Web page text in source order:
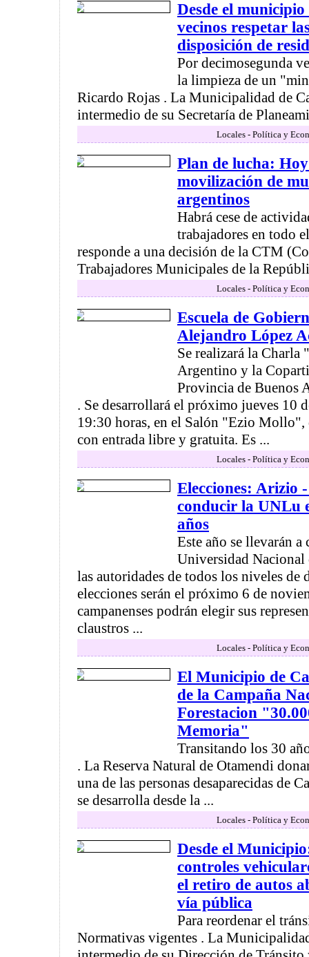
Desde el municipio
vecinos respetar
disposición de
Por decimosegunda
la limpieza de un
Ricardo Rojas . La Municipalidad de
intermedio de su Secretaría de
Locales - Política y
Plan de lucha:
movilización de
argentinos
Habrá cese de
trabajadores en todo
responde a una decisión de la CTM
Trabajadores Municipales de la
Locales - Política y
Escuela de
Alejandro López
Se realizará la
Argentino y la
Provincia de Buenos
. Se desarrollará el próximo jueves 10
19:30 horas, en el Salón "Ezio Mollo",
con entrada libre y gratuita. Es ...
Locales - Política y
Elecciones: Arizio
conducir la UNLu
años
Este año se llevarán a
Universidad Nacional
las autoridades de todos los niveles de
elecciones serán el próximo 6 de
campanenses podrán elegir sus
claustros ...
Locales - Política y
El Municipio de
de la Campaña
Forestacion
Memoria"
Transitando los 30
. La Reserva Natural de Otamendi
una de las personas desaparecidas de
se desarrolla desde la ...
Locales - Política y
Desde el
controles
el retiro de autos
vía pública
Para reordenar el
Normativas vigentes . La